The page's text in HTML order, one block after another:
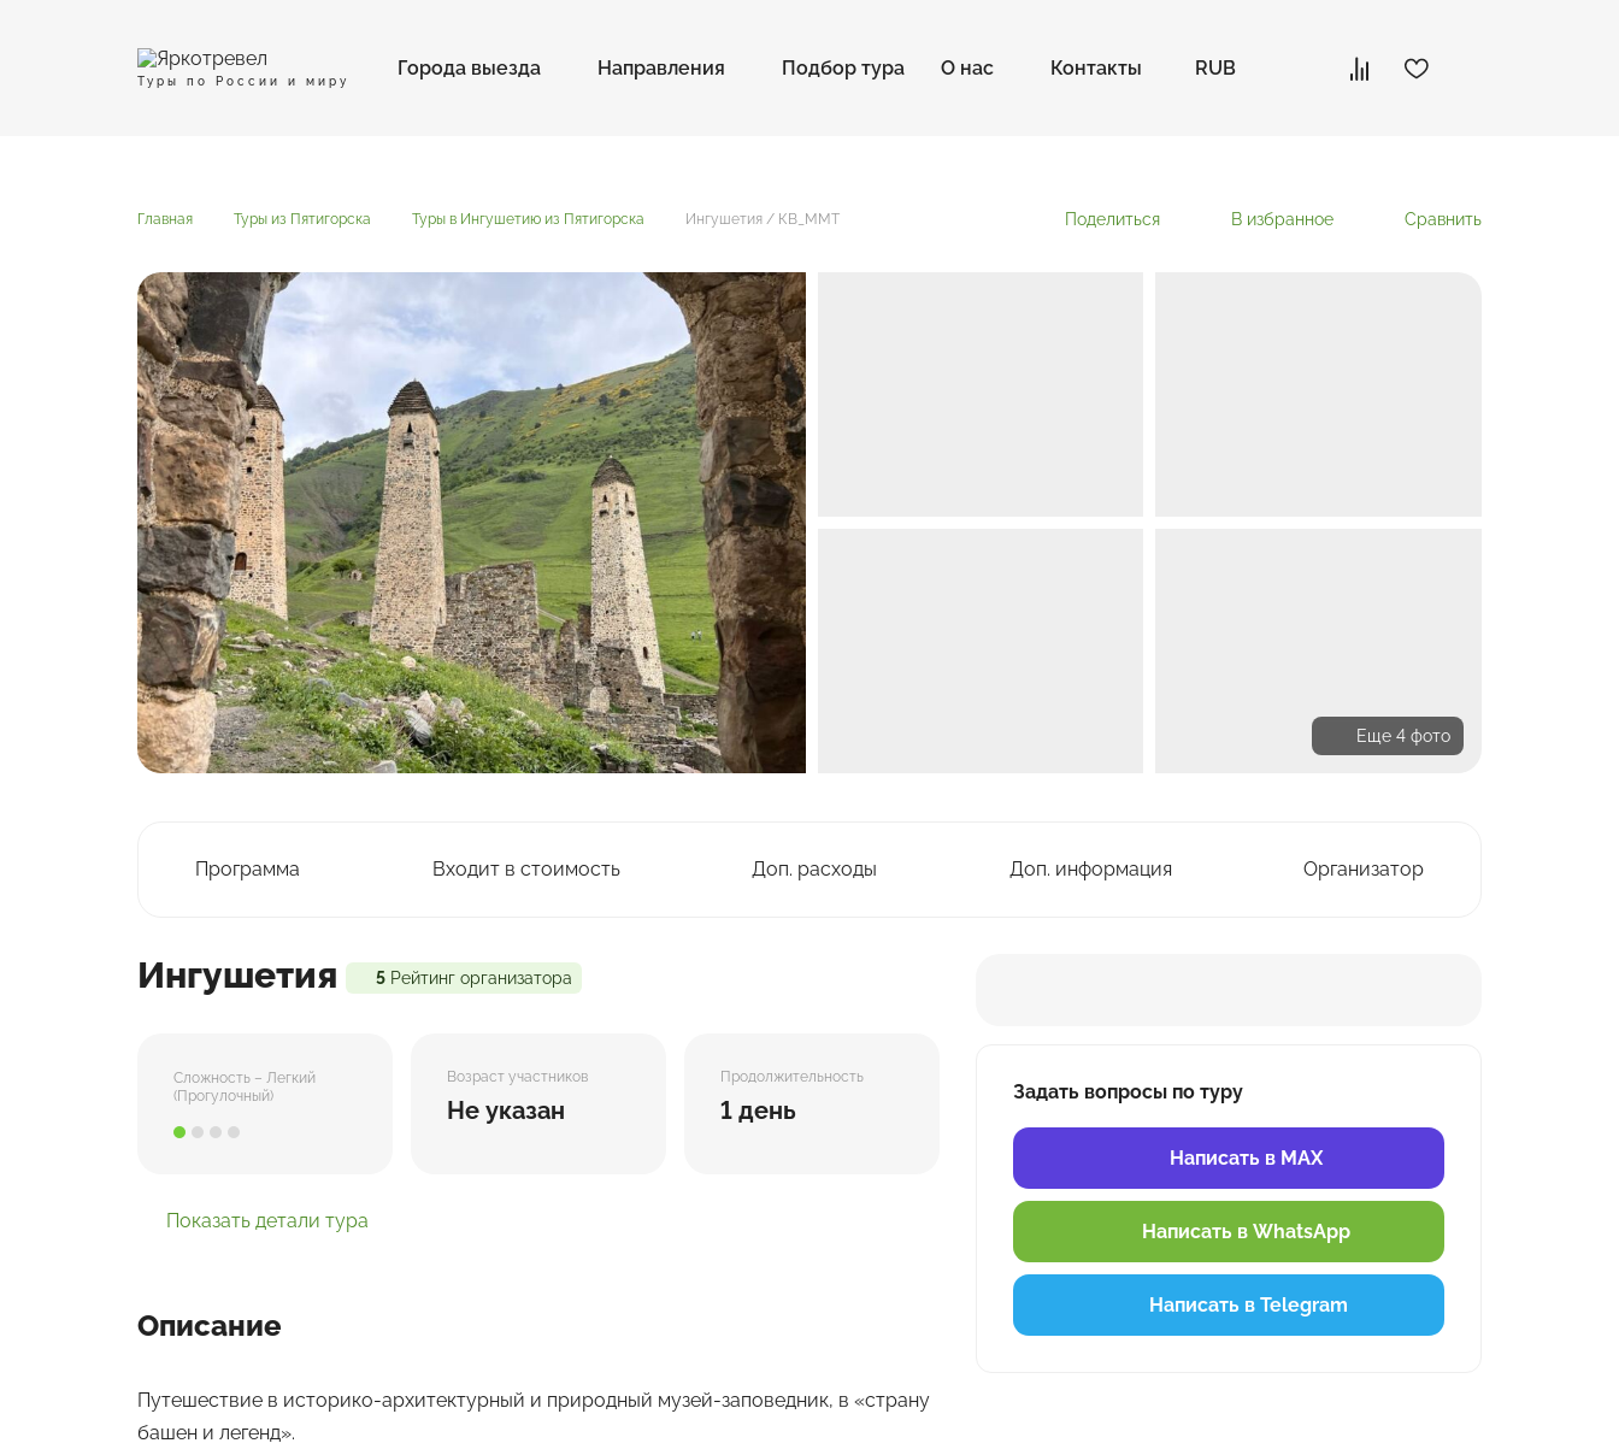
Туры по России и миру
Города выезда Направления Подбор тура О нас Контакты RUB
Главная Туры из Пятигорска Туры в Ингушетию из Пятигорска Ингушетия / КВ_ММТ Поделиться В избранное Сравнить
Еще 4 фото
Программа Входит в стоимость Доп. расходы Доп. информация Организатор
Ингушетия 5 Рейтинг организатора
Сложность – Легкий
(Прогулочный)
Возраст участников
Не указан
Продолжительность
1 день
Показать детали тура
Описание
Путешествие в историко-архитектурный и природный музей-заповедник, в «страну
башен и легенд».
Задать вопросы по туру
Написать в MAX
Написать в WhatsApp
Написать в Telegram